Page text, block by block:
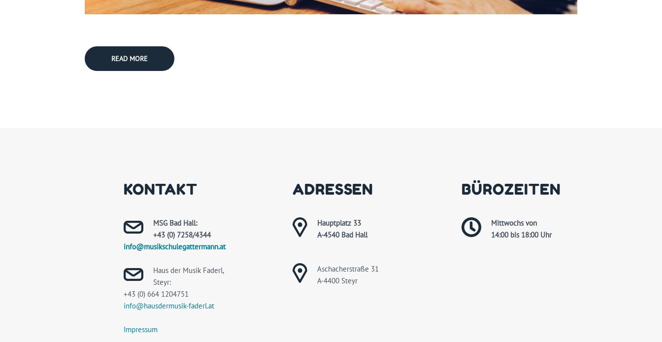
READ MORE
KONTAKT
MSG Bad Hall:
+43 (0) 7258/4344
info@musikschulegattermann.at
Haus der Musik Faderl,
Steyr:
+43 (0) 664 1204751
info@hausdermusik-faderl.at
Impressum
ADRESSEN
Hauptplatz 33
A-4540 Bad Hall
Aschacherstraße 31
A-4400 Steyr
BÜROZEITEN
Mittwochs von
14:00 bis 18:00 Uhr